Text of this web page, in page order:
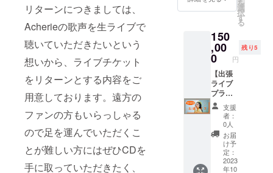
リターンにつきましては、
Acherieの歌声を生ライブで
聴いていただきたいという
想いから、ライブチケット
をリターンとする内容をご
用意しております。遠方の
ファンの方もいらっしゃる
ので足を運んでいただくこ
とが難しい方にはぜひCDを
手に取っていただきたく、
昼公演
or夜公
演を選
択して
くださ
い。ど
ちらも
ご希望
の方は2
回お申
し込み
くださ
い。 ※
ライブ
てくだ
さい
是非皆
さん、
一緒に
ボイト
レしま
しょ
う〜！
※備考欄
にご希
望の日
時を第
1〜第5
候補記
入して
下さい
ルス
テッ
組 (画像
参照・
サイ
ズ：丸
いス
テッ
カー /
60×60
mm・
顔写真
ステッ
カー /
46×61
mm・
素材：
をサイ
ンを書
レゼン
ト。(郵
送)
②Ache
rieより
サン
キュー
カード
を同
封。
Acherie
の私
物、
Epipho
nのギ
を
選
択
す
る
150
,00
0 円
残り5
【出張
ライブ
プラ
ン】 リ
ターン
内容：
①Ache
rie本人
が出張
であな
たのた
支援
者：
0人
お届
け予
定：
2023
年10